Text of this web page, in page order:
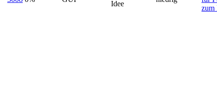
Idee
zum